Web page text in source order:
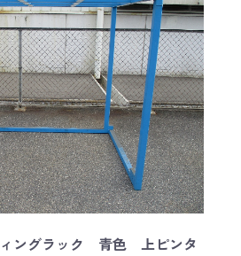
ィングラック 青色 上ピンタ